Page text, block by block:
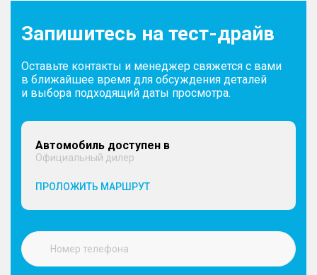
Запишитесь на тест-драйв
Оставьте контакты и менеджер свяжется с вами
в ближайшее время для обсуждения деталей
и выбора подходящий даты просмотра.
Автомобиль доступен в
Официальный дилер
ПРОЛОЖИТЬ МАРШРУТ